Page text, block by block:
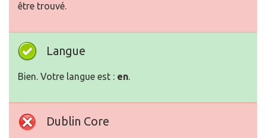
être trouvé.
Langue
Bien. Votre langue est : en.
Dublin Core